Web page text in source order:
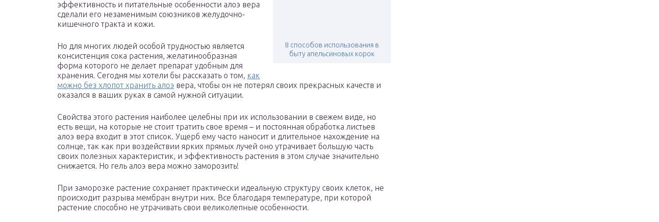
8 способов использования в
быту апельсиновых корок
эффективность и питательные особенности алоэ вера
сделали его незаменимым союзников желудочно-
кишечного тракта и кожи.
Но для многих людей особой трудностью является
консистенция сока растения, желатинообразная
форма которого не делает препарат удобным для
хранения. Сегодня мы хотели бы рассказать о том, как
можно без хлопот хранить алоэ вера, чтобы он не потерял своих прекрасных качеств и
оказался в ваших руках в самой нужной ситуации.
Свойства этого растения наиболее целебны при их использовании в свежем виде, но
есть вещи, на которые не стоит тратить свое время – и постоянная обработка листьев
алоэ вера входит в этот список. Ущерб ему часто наносит и длительное нахождение на
солнце, так как при воздействии ярких прямых лучей оно утрачивает большую часть
своих полезных характеристик, и эффективность растения в этом случае значительно
снижается. Но гель алоэ вера можно заморозить!
При заморозке растение сохраняет практически идеальную структуру своих клеток, не
происходит разрыва мембран внутри них. Все благодаря температуре, при которой
растение способно не утрачивать свои великолепные особенности.